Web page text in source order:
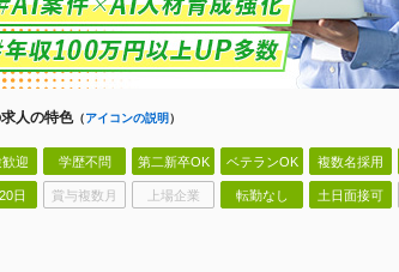
人の特色（アイコンの説明）
迎 学歴不問 第二新卒OK ベテランOK 複数名採用
日 賞与複数月 上場企業 転勤なし 土日面接可